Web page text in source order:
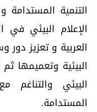
التنمية
الإعلام البيئي في
العربية و تعزيز دور
البيئية وتعميمها
البيئي والتناغم
المستدامة.